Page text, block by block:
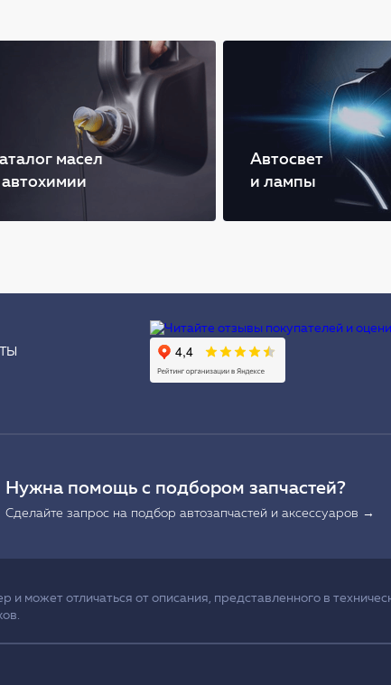
масел
автохимии
Автосвет
и лампы
Нужна помощь с подбором запчастей?
Сделайте запрос на подбор автозапчастей и аксессуаров →
может отличаться от описания, представленного в